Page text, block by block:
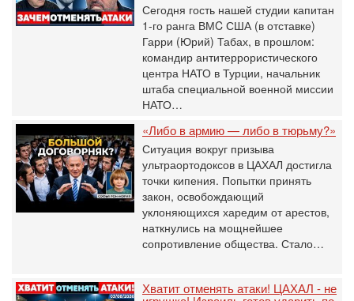
Сегодня гость нашей студии капитан
1-го ранга ВМC США (в отставке)
Гарри (Юрий) Табах, в прошлом:
командир антитеррористического
центра НАТО в Турции, начальник
штаба специальной военной миссии
НАТО…
«Либо в армию — либо в тюрьму?»
Ситуация вокруг призыва
ультраортодоксов в ЦАХАЛ достигла
точки кипения. Попытки принять
закон, освобождающий
уклоняющихся харедим от арестов,
наткнулись на мощнейшее
сопротивление общества. Стало…
Хватит отменять атаки! ЦАХАЛ - не